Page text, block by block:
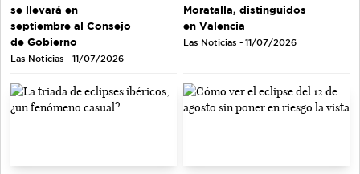
se llevará en
septiembre al Consejo
de Gobierno
Las Noticias - 11/07/2026
Moratalla, distinguidos
en Valencia
Las Noticias - 11/07/2026